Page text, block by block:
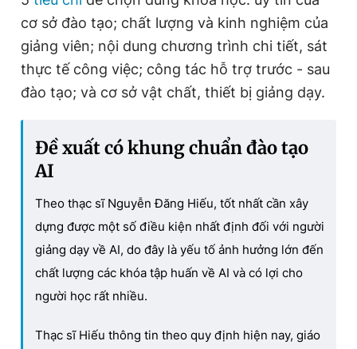
cơ sở đào tạo; chất lượng và kinh nghiệm của
giảng viên; nội dung chương trình chi tiết, sát
thực tế công việc; công tác hỗ trợ trước - sau
đào tạo; và cơ sở vật chất, thiết bị giảng dạy.
Đề xuất có khung chuẩn đào tạo
AI
Theo thạc sĩ Nguyễn Đăng Hiếu, tốt nhất cần xây
dựng được một số điều kiện nhất định đối với người
giảng dạy về AI, do đây là yếu tố ảnh hưởng lớn đến
chất lượng các khóa tập huấn về AI và có lợi cho
người học rất nhiều.
Thạc sĩ Hiếu thông tin theo quy định hiện nay, giáo